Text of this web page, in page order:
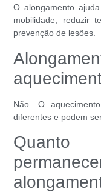
O alongamento
mobilidade, reduzir
prevenção de lesões.
Não. O
diferentes e podem